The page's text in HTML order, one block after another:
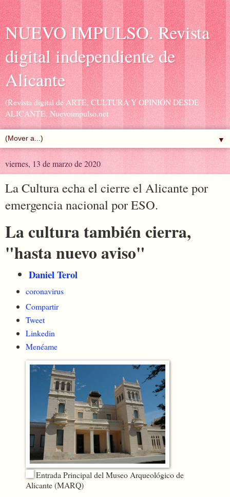
NUEVO IMPULSO. Revista
digital independiente de
Alicante
(Revista digital de ARTE, CULTURA Y OPINIÓN DESDE
ALICANTE. Nuevoimpulso.net
▼
viernes, 13 de marzo de 2020
La Cultura echa el cierre el Alicante por
emergencia nacional por ESO.
La cultura también cierra,
"hasta nuevo aviso"
Daniel Terol
coronavirus
Compartir
Tweet
Linkedin
Menéame
Entrada Principal del Museo Arqueológico de
Alicante (MARQ)